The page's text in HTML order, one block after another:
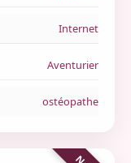
Internet
Aventurier
ostéopathe